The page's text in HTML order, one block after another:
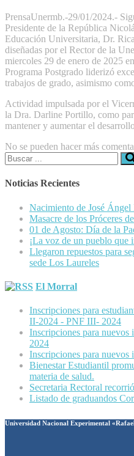
PrensaUnermb.-29/01/2024.-
Presidente de la República
Educación Universitaria, Dr.
diseñadas por el Rector de la
miercoles 29 de enero de 2025
Programa Postgrado liderizó
trabajos de grado, asimismo
Actividad impulsada por el
la Dra. Darline Portillo, como
mantener y aumentar el
No se pueden hacer más
Buscar:
Noticias Recientes
Nacimiento de José Ángel
Masacre de los Próceres
01 de Agosto: Día de la
¡La voz de un pueblo que
Llegaron repuestos para
sede Los Laureles
El Morral
Inscripciones para
II-2024 - PNF III- 2024
Inscripciones para
2024
Inscripciones para
Bienestar Estudiantil
materia de salud.
Secretaria Rectoral
Listado de graduandos
Universidad Nacional Experimental